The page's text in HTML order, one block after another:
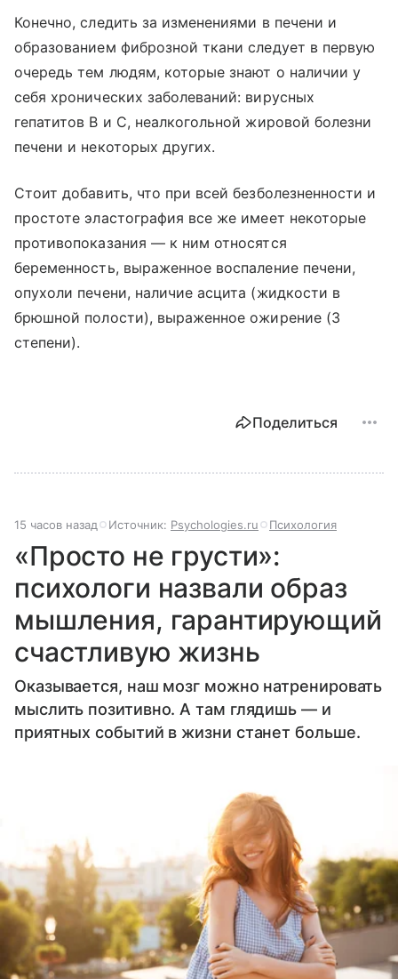
Конечно, следить за изменениями в печени и
образованием фиброзной ткани следует в первую
очередь тем людям, которые знают о наличии у
себя хронических заболеваний: вирусных
гепатитов В и С, неалкогольной жировой болезни
печени и некоторых других.
Стоит добавить, что при всей безболезненности и
простоте эластография все же имеет некоторые
противопоказания — к ним относятся
беременность, выраженное воспаление печени,
опухоли печени, наличие асцита (жидкости в
брюшной полости), выраженное ожирение (3
степени).
Поделиться
15 часов назад Источник: Psychologies.ru Психология
«Просто не грусти»:
психологи назвали образ
мышления, гарантирующий
счастливую жизнь
Оказывается, наш мозг можно натренировать
мыслить позитивно. А там глядишь — и
приятных событий в жизни станет больше.